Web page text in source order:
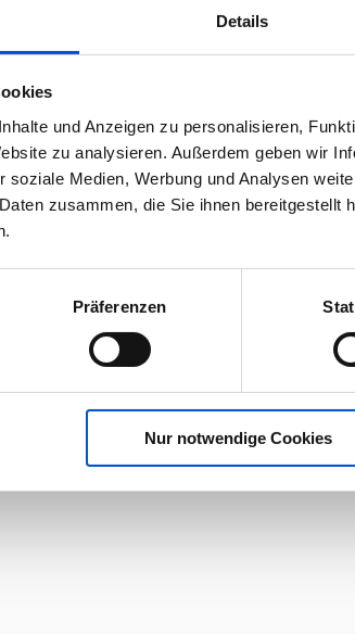
Details
und Anzeigen zu personalisieren,
zu analysieren. Außerdem geben wir
soziale Medien, Werbung und Analysen
zusammen, die Sie ihnen bereitgestellt
Präferenzen
Nur notwendige Cookies